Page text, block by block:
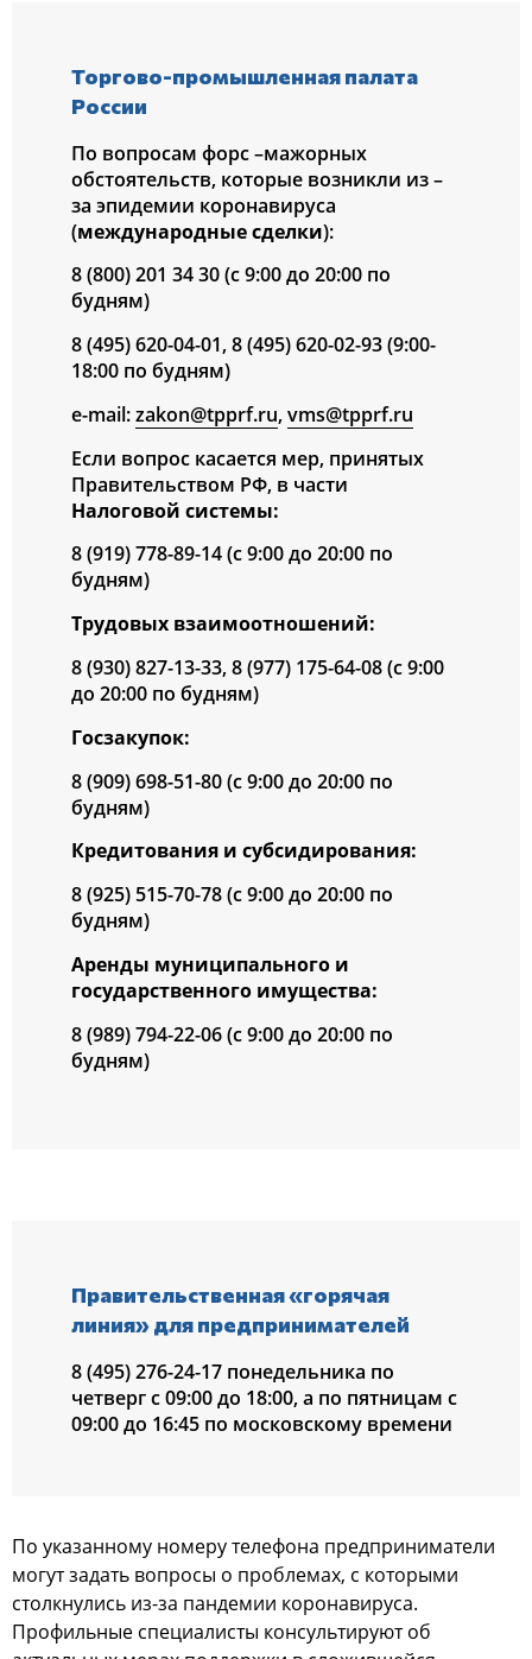
Торгово-промышленная палата
России
По вопросам форс –мажорных
обстоятельств, которые возникли из –
за эпидемии коронавируса
(международные сделки):
8 (800) 201 34 30 (с 9:00 до 20:00 по
будням)
8 (495) 620-04-01, 8 (495) 620-02-93 (9:00-
18:00 по будням)
e-mail:zakon@tpprf.ru,vms@tpprf.ru
Если вопрос касается мер, принятых
Правительством РФ, в части
Налоговой системы:
8 (919) 778-89-14 (с 9:00 до 20:00 по
будням)
Трудовых взаимоотношений:
8 (930) 827-13-33, 8 (977) 175-64-08 (с 9:00
до 20:00 по будням)
Госзакупок:
8 (909) 698-51-80 (с 9:00 до 20:00 по
будням)
Кредитования и субсидирования:
8 (925) 515-70-78 (с 9:00 до 20:00 по
будням)
Аренды муниципального и
государственного имущества:
8 (989) 794-22-06 (с 9:00 до 20:00 по
будням)
Правительственная «горячая
линия» для предпринимателей
8 (495) 276-24-17 понедельника по
четверг с 09:00 до 18:00, а по пятницам с
09:00 до 16:45 по московскому времени
По указанному номеру телефона предприниматели
могут задать вопросы о проблемах, с которыми
столкнулись из-за пандемии коронавируса.
Профильные специалисты консультируют об